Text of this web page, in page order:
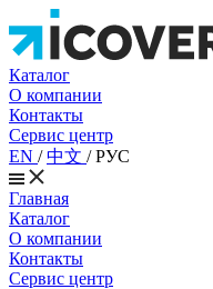
Каталог
О компании
Контакты
Сервис центр
EN /中文 /РУС
Главная
Каталог
О компании
Контакты
Сервис центр